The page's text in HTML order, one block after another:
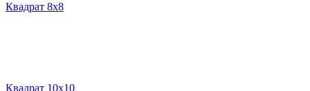
Квадрат 8х8
Квадрат 10х10